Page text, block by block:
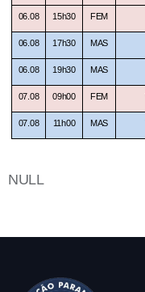
06.08 15h30 FEM
06.08 17h30 MAS
06.08 19h30 MAS
07.08 09h00 FEM
07.08 11h00 MAS
NULL